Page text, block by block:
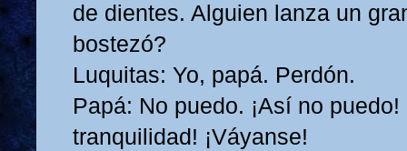
de dientes. Alguien lanza un
bostezó?
Luquitas: Yo, papá. Perdón.
Papá: No puedo. ¡Así no puedo!
tranquilidad! ¡Váyanse!